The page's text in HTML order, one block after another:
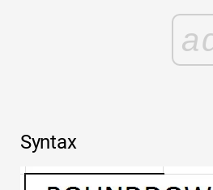
Syntax